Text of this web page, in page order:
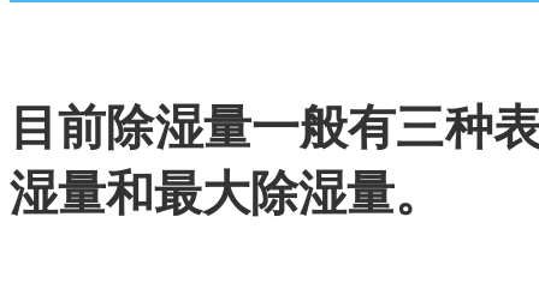
目前除湿量一般有三种
湿量和最大除湿量。